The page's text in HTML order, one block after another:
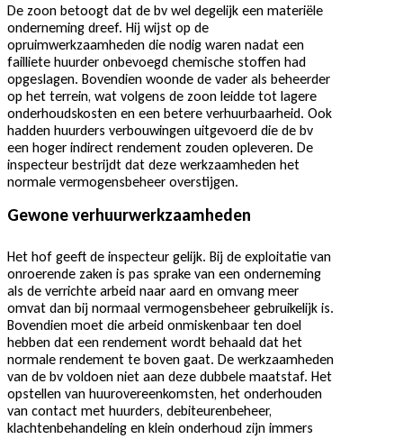
De zoon betoogt dat de bv wel degelijk een materiële
onderneming dreef. Hij wijst op de
opruimwerkzaamheden die nodig waren nadat een
failliete huurder onbevoegd chemische stoffen had
opgeslagen. Bovendien woonde de vader als beheerder
op het terrein, wat volgens de zoon leidde tot lagere
onderhoudskosten en een betere verhuurbaarheid. Ook
hadden huurders verbouwingen uitgevoerd die de bv
een hoger indirect rendement zouden opleveren. De
inspecteur bestrijdt dat deze werkzaamheden het
normale vermogensbeheer overstijgen.
Gewone verhuurwerkzaamheden
Het hof geeft de inspecteur gelijk. Bij de exploitatie van
onroerende zaken is pas sprake van een onderneming
als de verrichte arbeid naar aard en omvang meer
omvat dan bij normaal vermogensbeheer gebruikelijk is.
Bovendien moet die arbeid onmiskenbaar ten doel
hebben dat een rendement wordt behaald dat het
normale rendement te boven gaat. De werkzaamheden
van de bv voldoen niet aan deze dubbele maatstaf. Het
opstellen van huurovereenkomsten, het onderhouden
van contact met huurders, debiteurenbeheer,
klachtenbehandeling en klein onderhoud zijn immers